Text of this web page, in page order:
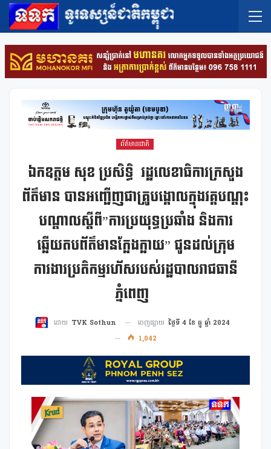
ព័ត៌មានជាតិ
ឯកឧត្ដម សុខ ប្រសិទ្ធិ រដ្ឋលេខាធិការក្រសួង
ព័ត៌មាន បានអញ្ជើញជាគ្រូបង្គោលក្នុងវគ្គបណ្ដុះ
បណ្ដាលស្ដីពី”ការប្រយុទ្ធប្រឆាំង និងការ
ឆ្លើយតបព័ត៌មានក្លែងក្លាយ” ជូនដល់ក្រុម
ការងារប្រតិកម្មរហ័សរបស់រដ្ឋបាលរាជធានី
ភ្នំពេញ
ដោយ TVK Sothun ចេញផ្សាយ ថ្ងៃទី 4 ខែ ធ្នូ ឆ្នាំ 2024
1,042